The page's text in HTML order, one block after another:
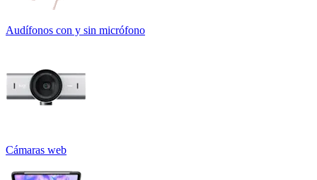
Audífonos con y sin micrófono
Cámaras web